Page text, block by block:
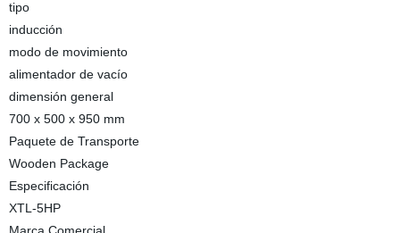
tipo
inducción
modo de movimiento
alimentador de vacío
dimensión general
700 x 500 x 950 mm
Paquete de Transporte
Wooden Package
Especificación
XTL-5HP